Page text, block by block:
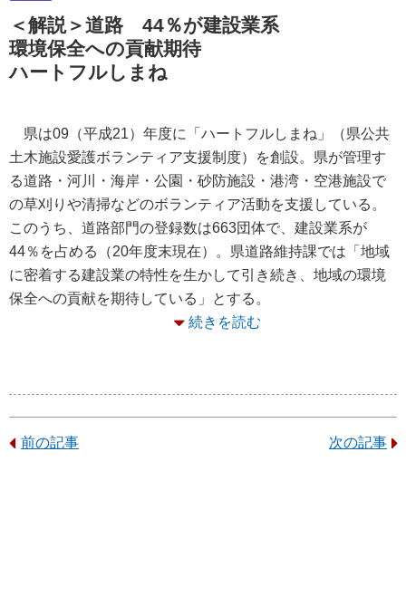
＜解説＞道路 44％が建設業系
環境保全への貢献期待
ハートフルしまね
県は09（平成21）年度に「ハートフルしまね」（県公共
土木施設愛護ボランティア支援制度）を創設。県が管理す
る道路・河川・海岸・公園・砂防施設・港湾・空港施設で
の草刈りや清掃などのボランティア活動を支援している。
このうち、道路部門の登録数は663団体で、建設業系が
44％を占める（20年度末現在）。県道路維持課では「地域
に密着する建設業の特性を生かして引き続き、地域の環境
保全への貢献を期待している」とする。
続きを読む
前の記事 次の記事